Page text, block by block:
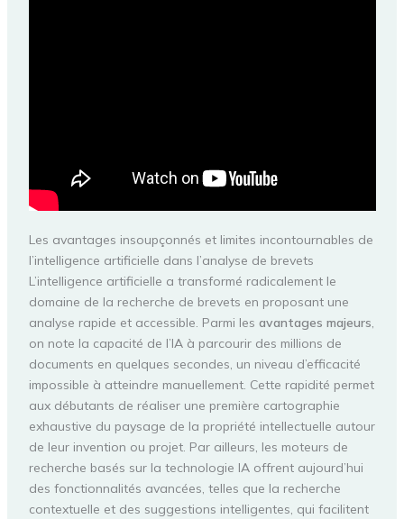
Les avantages insoupçonnés et limites incontournables de
l’intelligence artificielle dans l’analyse de brevets
L’intelligence artificielle a transformé radicalement le
domaine de la recherche de brevets en proposant une
analyse rapide et accessible. Parmi les avantages majeurs,
on note la capacité de l’IA à parcourir des millions de
documents en quelques secondes, un niveau d’efficacité
impossible à atteindre manuellement. Cette rapidité permet
aux débutants de réaliser une première cartographie
exhaustive du paysage de la propriété intellectuelle autour
de leur invention ou projet. Par ailleurs, les moteurs de
recherche basés sur la technologie IA offrent aujourd’hui
des fonctionnalités avancées, telles que la recherche
contextuelle et des suggestions intelligentes, qui facilitent